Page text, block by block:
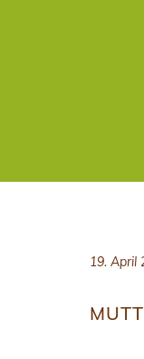
19. April